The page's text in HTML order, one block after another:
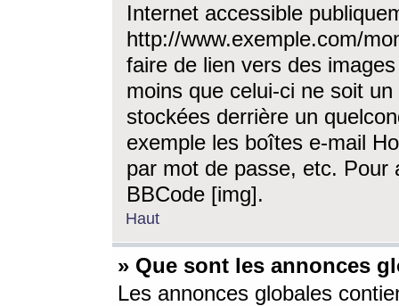
Internet accessible
http://www.exemple.com/
faire de lien vers des
moins que celui-ci ne soit
stockées derrière un
exemple les boîtes e-mail
par mot de passe, etc. Pour
BBCode [img].
Haut
» Que sont les annonces
Les annonces globales